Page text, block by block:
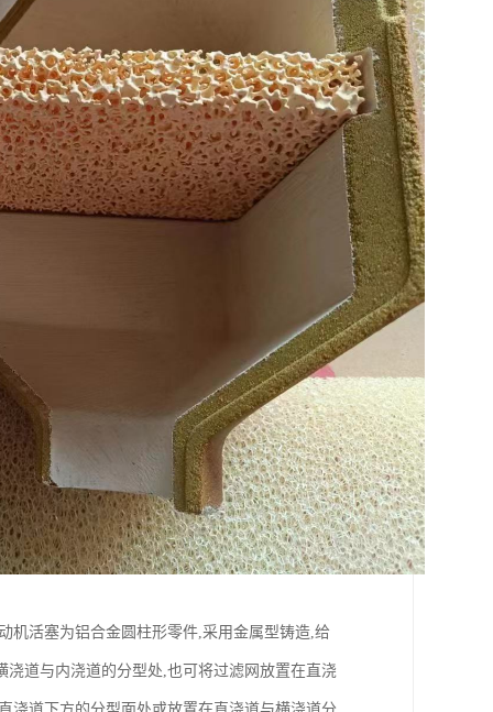
机活塞为铝合金圆柱形零件,采用金属型铸造,给
道与内浇道的分型处,也可将过滤网放置在直浇